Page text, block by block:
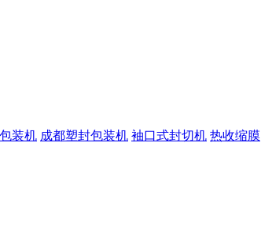
装机 成都塑封包装机 袖口式封切机 热收缩膜